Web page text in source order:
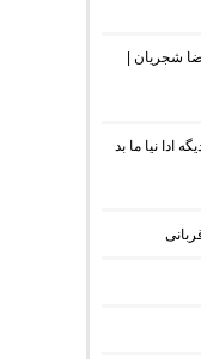
شجریان |
ادا نیا ما بد